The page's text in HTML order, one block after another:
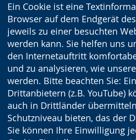
Ein Cookie ist eine
Browser auf dem Endgerät
jeweils zu einer besuchten
werden kann. Sie helfen uns
den Internetauftritt
und zu analysieren, wie
werden. Bitte beachten Sie:
Drittanbietern (z.B. YouTube)
auch in Drittländer
Schutzniveau bieten, das der
Sie können Ihre Einwilligung